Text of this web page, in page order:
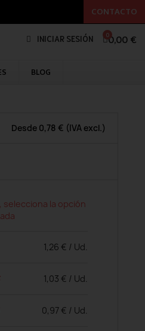
CONTACTO
INICIAR SESIÓN 0,00 €
BLOG
Desde 0,78 € (IVA excl.)
selecciona la opción
1,26 € / Ud.
1,03 € / Ud.
0,97 € / Ud.